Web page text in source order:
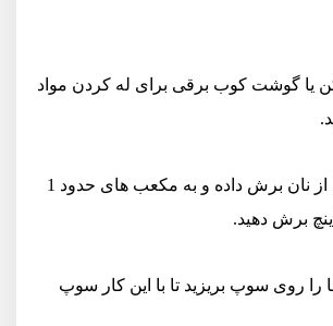
یا گوشت کوب برقی برای له کردن مواد
پوسته ها را از نان برش داده و به مکعب های حدود 1
برش دهید.
را روی سوپ بریزید تا با این کار سوپ